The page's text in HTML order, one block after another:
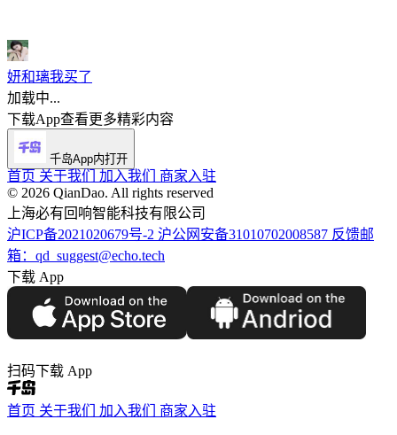
妍和璃我买了
加载中...
下载App查看更多精彩内容
千岛App内打开
首页 关于我们 加入我们 商家入驻
©️ 2026 QianDao. All rights reserved
上海必有回响智能科技有限公司
沪ICP备2021020679号-2 沪公网安备31010702008587 反馈邮
箱：qd_suggest@echo.tech
下载 App
扫码下载 App
首页 关于我们 加入我们 商家入驻